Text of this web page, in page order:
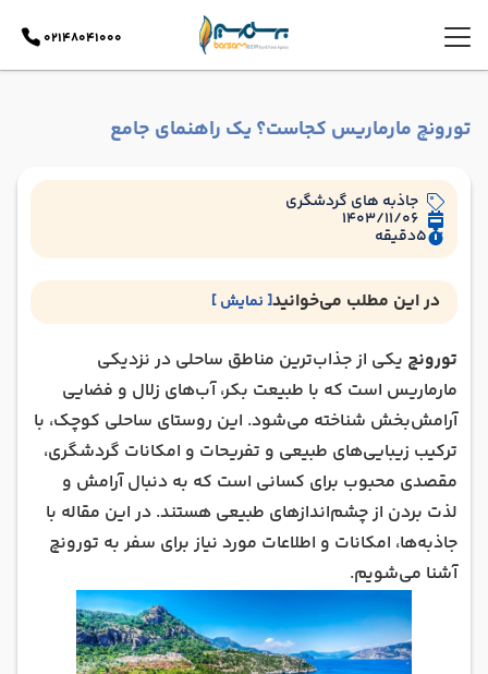
02148041000
تورونچ مارماریس کجاست؟ یک راهنمای جامع
جاذبه های گردشگری
1403/11/06
5دقیقه
در این مطلب می‌خوانید[ نمایش ]
روستای تورونچ کجاست؟
جاذبه ها و تفریحات گردشگری تورونچ
بهترین زمان سفر به تورونچ
چگونه به تورونچ برویم؟
هتل‌ها و اقامتگاه‌‎های تورونچ
رستوران‌های محبوب تورونچ
هزینه سفر به تورونچ مارماریس
تورونچ؛ بهشتی کوچک در نزدیکی مارماریس
تورونچ یکی از جذاب‌ترین مناطق ساحلی در نزدیکی
مارماریس است که با طبیعت بکر، آب‌های زلال و فضایی
آرامش‌بخش شناخته می‌شود. این روستای ساحلی کوچک، با
ترکیب زیبایی‌های طبیعی و تفریحات و امکانات گردشگری،
مقصدی محبوب برای کسانی است که به دنبال آرامش و
لذت بردن از چشم‌اندازهای طبیعی هستند. در این مقاله با
جاذبه‌ها، امکانات و اطلاعات مورد نیاز برای سفر به تورونچ
آشنا می‌شویم.